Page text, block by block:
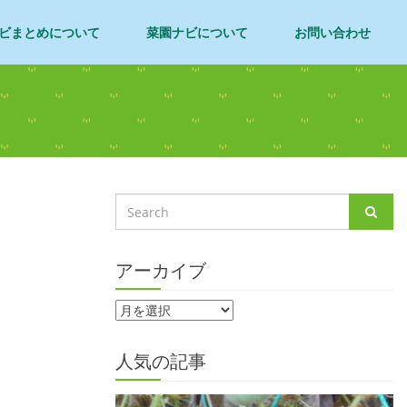
まとめについて 菜園ナビについて お問い合わせ
アーカイブ
人気の記事